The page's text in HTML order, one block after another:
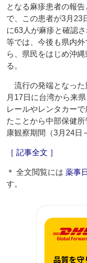
となる麻疹患者の報
で、この患者が3月23
に63人が麻疹と確認
等では、今後も県内
ら、県民をはじめ沖
る。
流行の発端となった
月17日に台湾から来
レールやレンタカー
たことから中部保健
康観察期間（3月24日
［ 記事全文 ］
＊ 全文閲覧には薬事
す。